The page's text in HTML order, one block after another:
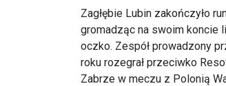
Zagłębie Lubin zakończyło
gromadząc na swoim koncie
oczko. Zespół prowadzony
roku rozegrał przeciwko
Zabrze w meczu z Polonią